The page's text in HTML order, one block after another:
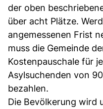
der oben
über acht Plätze.
angemessenen Frist
muss die Gemeinde
Kostenpauschale für
Asylsuchenden von
bezahlen.
Die Bevölkerung wird